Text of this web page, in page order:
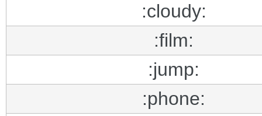
:cloudy:
:film:
:jump:
:phone: